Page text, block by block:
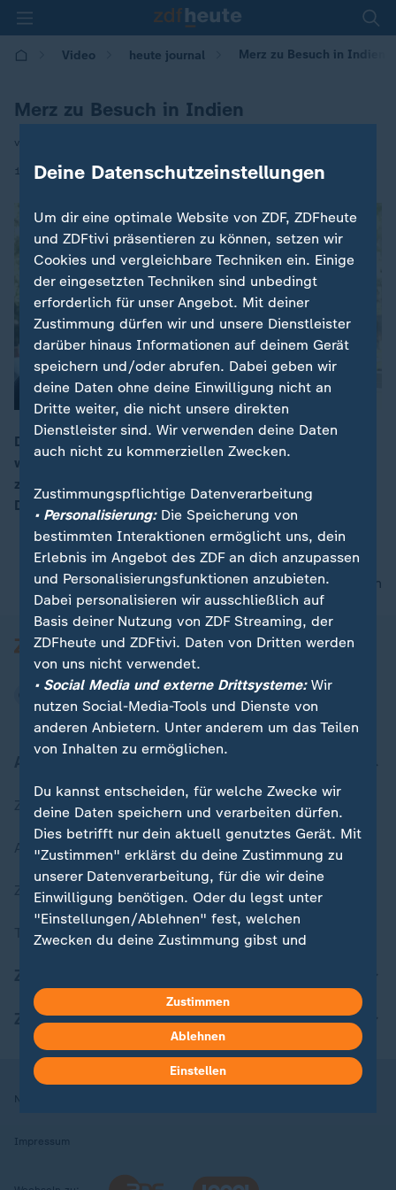
Video heute journal Merz zu Besuch in Indien
Merz zu Besuch in Indien
von Wulf Schmiese
12.01.2026 | 22:15
Der Bundeskanzler hat eine Vertiefung der
wirtschaftlichen und militärischen Zusammenarbeit
zwischen beiden Ländern angekündigt. Indien sei für
Deutschland ein "Wunschpartner".
nach oben
Zuletzt veröffentlicht
Aktuelle Sendungs-Videos
ZDFheute Stories
Themen im Überblick
ZDFheute Apps
Nutzungsbedingungen
Impressum
Deine Datenschutzeinstellungen
Um dir eine optimale Website von ZDF, ZDFheute
und ZDFtivi präsentieren zu können, setzen wir
Cookies und vergleichbare Techniken ein. Einige
der eingesetzten Techniken sind unbedingt
erforderlich für unser Angebot. Mit deiner
Zustimmung dürfen wir und unsere Dienstleister
darüber hinaus Informationen auf deinem Gerät
speichern und/oder abrufen. Dabei geben wir
deine Daten ohne deine Einwilligung nicht an
Dritte weiter, die nicht unsere direkten
Dienstleister sind. Wir verwenden deine Daten
auch nicht zu kommerziellen Zwecken.
Zustimmungspflichtige Datenverarbeitung
• Personalisierung:Die Speicherung von
bestimmten Interaktionen ermöglicht uns, dein
Erlebnis im Angebot des ZDF an dich anzupassen
und Personalisierungsfunktionen anzubieten.
Dabei personalisieren wir ausschließlich auf
Basis deiner Nutzung von ZDF Streaming, der
ZDFheute und ZDFtivi. Daten von Dritten werden
von uns nicht verwendet.
• Social Media und externe Drittsysteme:Wir
nutzen Social-Media-Tools und Dienste von
anderen Anbietern. Unter anderem um das Teilen
von Inhalten zu ermöglichen.
Du kannst entscheiden, für welche Zwecke wir
deine Daten speichern und verarbeiten dürfen.
Dies betrifft nur dein aktuell genutztes Gerät. Mit
"Zustimmen" erklärst du deine Zustimmung zu
unserer Datenverarbeitung, für die wir deine
Einwilligung benötigen. Oder du legst unter
"Einstellungen/Ablehnen" fest, welchen
Zwecken du deine Zustimmung gibst und
in deinen Einstellungen widerrufen oder ändern.
Hier findest du das Impressum.
Weitere Informationen findest du in unserer
Datenschutzerklärung.
Zustimmen
Ablehnen
Einstellen